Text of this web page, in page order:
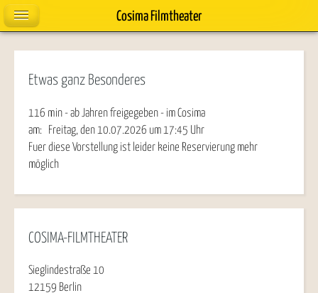
COSIMA-FILMTHEATER
Sieglindestraße 10
12159 Berlin
Etwas ganz Besonderes
116 min - ab Jahren freigegeben - im Cosima
am: Freitag, den 10.07.2026 um 17:45 Uhr
Fuer diese Vorstellung ist leider keine Reservierung mehr
möglich
Cosima Filmtheater